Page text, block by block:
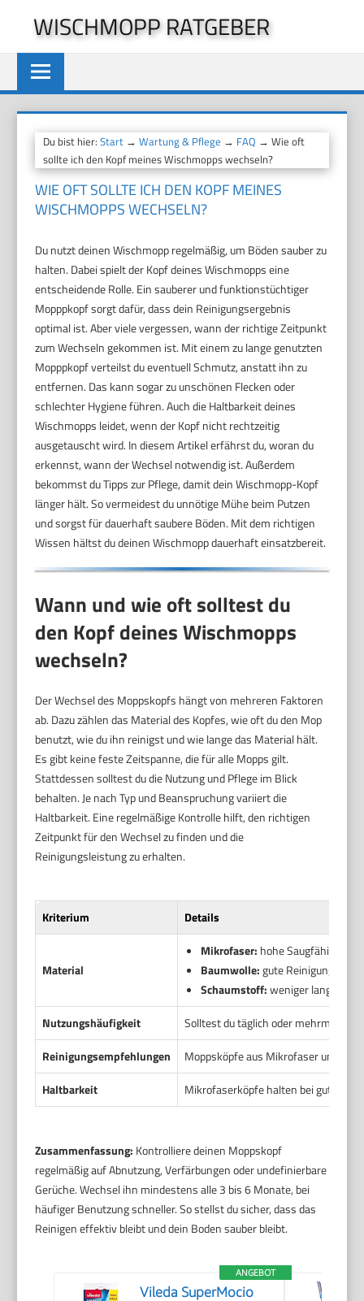
springen
WISCHMOPP RATGEBER
Du bist hier:Start →Wartung & Pflege → FAQ → Wie oft
sollte ich den Kopf meines Wischmopps wechseln?
WIE OFT SOLLTE ICH DEN KOPF MEINES
WISCHMOPPS WECHSELN?
Du nutzt deinen Wischmopp regelmäßig, um Böden sauber zu
halten. Dabei spielt der Kopf deines Wischmopps eine
entscheidende Rolle. Ein sauberer und funktionstüchtiger
Mopppkopf sorgt dafür, dass dein Reinigungsergebnis
optimal ist. Aber viele vergessen, wann der richtige Zeitpunkt
zum Wechseln gekommen ist. Mit einem zu lange genutzten
Mopppkopf verteilst du eventuell Schmutz, anstatt ihn zu
entfernen. Das kann sogar zu unschönen Flecken oder
schlechter Hygiene führen. Auch die Haltbarkeit deines
Wischmopps leidet, wenn der Kopf nicht rechtzeitig
ausgetauscht wird. In diesem Artikel erfährst du, woran du
erkennst, wann der Wechsel notwendig ist. Außerdem
bekommst du Tipps zur Pflege, damit dein Wischmopp-Kopf
länger hält. So vermeidest du unnötige Mühe beim Putzen
und sorgst für dauerhaft saubere Böden. Mit dem richtigen
Wissen hältst du deinen Wischmopp dauerhaft einsatzbereit.
Wann und wie oft solltest du
den Kopf deines Wischmopps
wechseln?
Der Wechsel des Moppskopfs hängt von mehreren Faktoren
ab. Dazu zählen das Material des Kopfes, wie oft du den Mop
benutzt, wie du ihn reinigst und wie lange das Material hält.
Es gibt keine feste Zeitspanne, die für alle Mopps gilt.
Stattdessen solltest du die Nutzung und Pflege im Blick
behalten. Je nach Typ und Beanspruchung variiert die
Haltbarkeit. Eine regelmäßige Kontrolle hilft, den richtigen
Zeitpunkt für den Wechsel zu finden und die
Reinigungsleistung zu erhalten.
Kriterium Details
Material
Mikrofaser: hohe Saugfähigkeit
Baumwolle:gute
Schaumstoff:weniger langlebig,
Nutzungshäufigkeit
Solltest du täglich oder mehrmals
Reinigungsempfehlungen
Moppsköpfe aus Mikrofaser und
Haltbarkeit
Mikrofaserköpfe halten bei guter
Zusammenfassung: Kontrolliere deinen Moppskopf
regelmäßig auf Abnutzung, Verfärbungen oder undefinierbare
Gerüche. Wechsel ihn mindestens alle 3 bis 6 Monate, bei
häufiger Benutzung schneller. So stellst du sicher, dass das
Reinigen effektiv bleibt und dein Boden sauber bleibt.
ANGEBOT
Vileda SuperMocio